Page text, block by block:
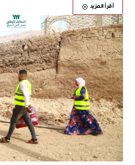
أقرأ المزيد